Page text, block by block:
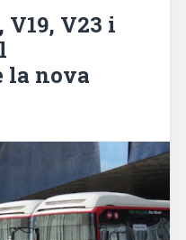
V19, V23 i
la nova